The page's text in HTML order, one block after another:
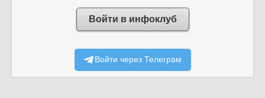
Войти в инфоклуб
Войти через Телеграм